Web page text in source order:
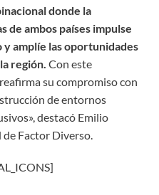
donde la
de ambos países impulse
amplíe las oportunidades
región. Con este
su compromiso con
de entornos
destacó Emilio
Factor Diverso.